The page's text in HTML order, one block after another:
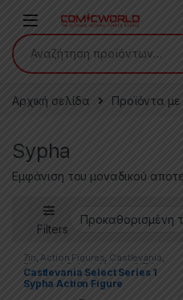
Αναζήτηση για:
Αρχική σελίδα Προϊόντα με
Sypha
Εμφάνιση του μοναδικού
Filters
7in,Action Figures, Castlevania,
Diamond Select ,Movies & TV
Series
Castlevania Select Series 1
Sypha Action Figure